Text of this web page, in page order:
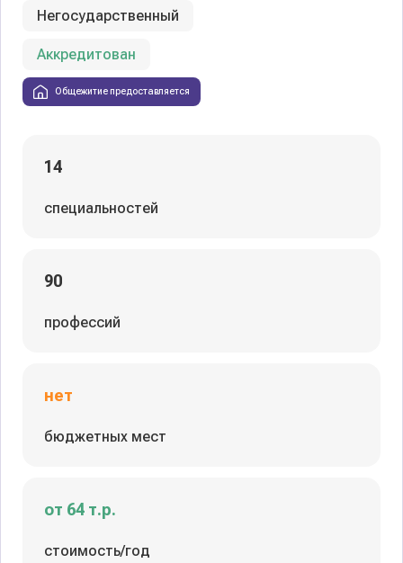
Негосударственный
Аккредитован
Общежитие предоставляется
14
специальностей
90
профессий
нет
бюджетных мест
от 64 т.р.
стоимость/год